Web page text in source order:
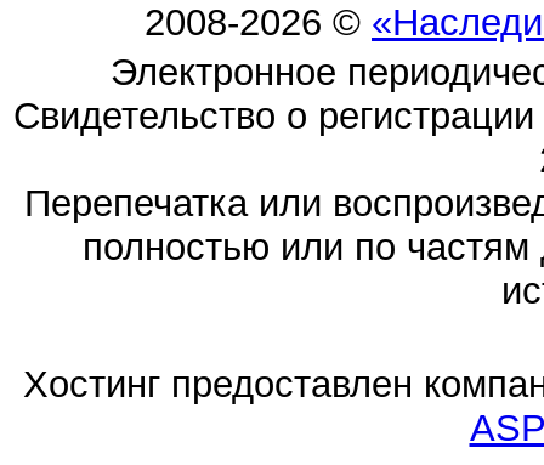
2008-2026 ©
Электронное
Свидетельство о
Перепечатка или
полностью или по частям
Хостинг предоставлен